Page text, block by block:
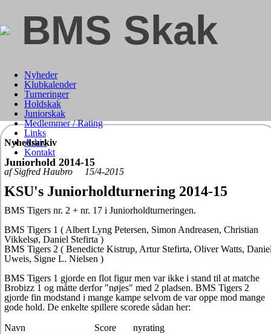
BMS Skak
Nyheder
Klubkalender
Turneringer
Holdskak
Juniorskak
Medlemmer / Rating
Links
Arkiv
Kontakt
Nyhedsarkiv
Juniorhold 2014-15
af Sigfred Haubro 15/4-2015
KSU's Juniorholdturnering 2014-15
BMS Tigers nr. 2 + nr. 17 i Juniorholdturneringen.
BMS Tigers 1 ( Albert Lyng Petersen, Simon Andreasen, Christian
Vikkelsø, Daniel Stefirta )
BMS Tigers 2 ( Benedicte Kistrup, Artur Stefirta, Oliver Watts,
Uweis, Signe L. Nielsen )
BMS Tigers 1 gjorde en flot figur men var ikke i stand til at matche
Brobizz 1 og måtte derfor "nøjes" med 2 pladsen. BMS Tigers 2
gjorde fin modstand i mange kampe selvom de var oppe mod mange
gode hold. De enkelte spillere scorede sådan her:
Navn
Score
nyrating